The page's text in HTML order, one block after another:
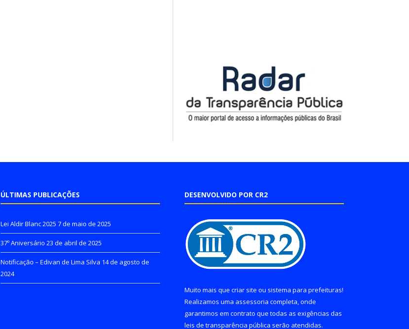
ÚLTIMAS PUBLICAÇÕES
Lei Aldir Blanc 2025 7 de maio de 2025
37º Aniversário 23 de abril de 2025
Notificação – Edivan de Lima Silva 14 de agosto de
2024
DESENVOLVIDO POR CR2
Muito mais que criar site ou sistema para prefeituras!
Realizamos uma assessoria completa, onde
garantimos em contrato que todas as exigências das
leis de transparência pública serão atendidas.